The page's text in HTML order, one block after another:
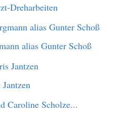
Dreharbeiten
alias Gunter Schoß